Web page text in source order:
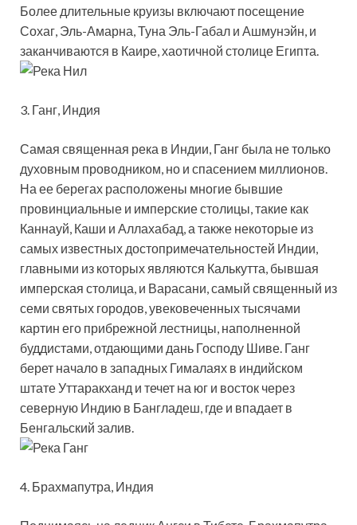
Более длительные круизы включают посещение
Сохаг, Эль-Амарна, Туна Эль-Габал и Ашмунэйн, и
заканчиваются в Каире, хаотичной столице Египта.
3. Ганг, Индия
Самая священная река в Индии, Ганг была не только
духовным проводником, но и спасением миллионов.
На ее берегах расположены многие бывшие
провинциальные и имперские столицы, такие как
Каннауй, Каши и Аллахабад, а также некоторые из
самых известных достопримечательностей Индии,
главными из которых являются Калькутта, бывшая
имперская столица, и Варасани, самый священный из
семи святых городов, увековеченных тысячами
картин его прибрежной лестницы, наполненной
буддистами, отдающими дань Господу Шиве. Ганг
берет начало в западных Гималаях в индийском
штате Уттаракханд и течет на юг и восток через
северную Индию в Бангладеш, где и впадает в
Бенгальский залив.
4. Брахмапутра, Индия